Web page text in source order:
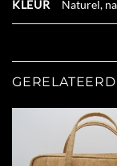
KLEUR Naturel,